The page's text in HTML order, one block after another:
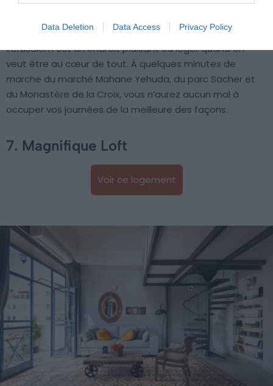
Data Deletion Data Access Privacy Policy
Niché dans un hôtel de charme de Nachlaot , cet Airbnb à
Jérusalem est un endroit plaisant où loger quand on
veut être au cœur de tout. À quelques minutes de
marche du marché Mahane Yehuda, du parc Sacher et
du Monastère de la Croix, vous n’aurez aucun mal à
occuper vos journées de la meilleure des façons.
7. Magnifique Loft
Voir ce logement